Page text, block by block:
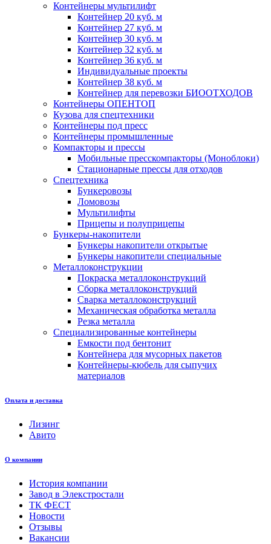
Контейнеры мультилифт
Контейнер 20 куб. м
Контейнер 27 куб. м
Контейнер 30 куб. м
Контейнер 32 куб. м
Контейнер 36 куб. м
Индивидуальные проекты
Контейнер 38 куб. м
Контейнер для перевозки БИООТХОДОВ
Контейнеры ОПЕНТОП
Кузова для спецтехники
Контейнеры под пресс
Контейнеры промышленные
Компакторы и прессы
Мобильные пресскомпакторы (Моноблоки)
Стационарные прессы для отходов
Спецтехника
Бункеровозы
Ломовозы
Мультилифты
Прицепы и полуприцепы
Бункеры-накопители
Бункеры накопители открытые
Бункеры накопители специальные
Металлоконструкции
Покраска металлоконструкций
Сборка металлоконструкций
Сварка металлоконструкций
Механическая обработка металла
Резка металла
Специализированные контейнеры
Емкости под бентонит
Контейнера для мусорных пакетов
Контейнеры-кюбель для сыпучих
материалов
Оплата и доставка
Лизинг
Авито
О компании
История компании
Завод в Элекстростали
ТК ФЕСТ
Новости
Отзывы
Вакансии